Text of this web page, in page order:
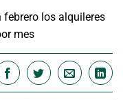
febrero los alquileres
mes